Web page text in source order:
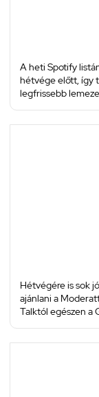
A heti Spotify
hétvége előtt, így
legfrissebb
Hétvégére is sok
ajánlani a
Talktól egészen a